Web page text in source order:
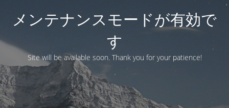
メンテナンスモードが有効で
す
Site will be available soon. Thank you for your patience!